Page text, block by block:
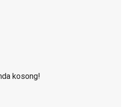
kosong!